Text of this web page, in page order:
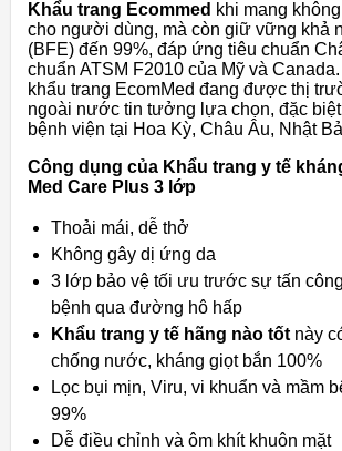
Khẩu trang Ecommed khi mang
cho người dùng, mà còn giữ vững khả
(BFE) đến 99%, đáp ứng tiêu chuẩn
chuẩn ATSM F2010 của Mỹ và
khẩu trang EcomMed đang được thị
ngoài nước tin tưởng lựa chọn, đặc
bệnh viện tại Hoa Kỳ, Châu Âu, Nhật
Công dụng của Khẩu trang y tế
Med Care Plus 3 lớp
Thoải mái, dễ thở
Không gây dị ứng da
3 lớp bảo vệ tối ưu trước sự tấn
bệnh qua đường hô hấp
Khẩu trang y tế hãng nào tốt này
chống nước, kháng giọt bắn 100%
Lọc bụi mịn, Viru, vi khuẩn và mầm
99%
Dễ điều chỉnh và ôm khít khuôn mặt